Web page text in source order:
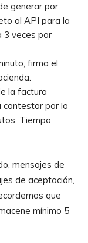
generar por
al API para la
3 veces por
firma el
la factura
contestar por lo
Tiempo
mensajes de
de aceptación,
que
mínimo 5